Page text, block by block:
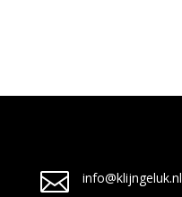
 info@klijngeluk.nl